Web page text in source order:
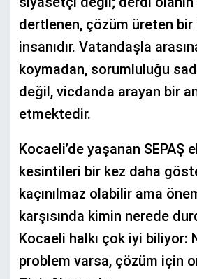
dertlenen, çözüm üreten bir
insanıdır. Vatandaşla
koymadan, sorumluluğu
değil, vicdanda arayan bir
etmektedir.
Kocaeli’de yaşanan SEPAŞ
kesintileri bir kez daha
kaçınılmaz olabilir ama
karşısında kimin nerede
Kocaeli halkı çok iyi biliyor:
problem varsa, çözüm için